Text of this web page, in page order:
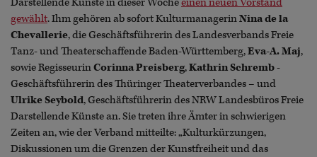
gewählt. Ihm gehören ab sofort KulturmanagerinNina de la
Chevallerie, die Geschäftsführerin des Landesverbands Freie
Tanz- und Theaterschaffende Baden-Württemberg,Eva-A. Maj,
sowie RegisseurinCorinna Preisberg,Kathrin Schremb-
Geschäftsführerin des Thüringer Theaterverbandes – und
Ulrike Seybold, Geschäftsführerin des NRW Landesbüros Freie
Darstellende Künste an. Sie treten ihre Ämter in schwierigen
Zeiten an, wie der Verband mitteilte: „Kulturkürzungen,
Diskussionen um die Grenzen der Kunstfreiheit und das